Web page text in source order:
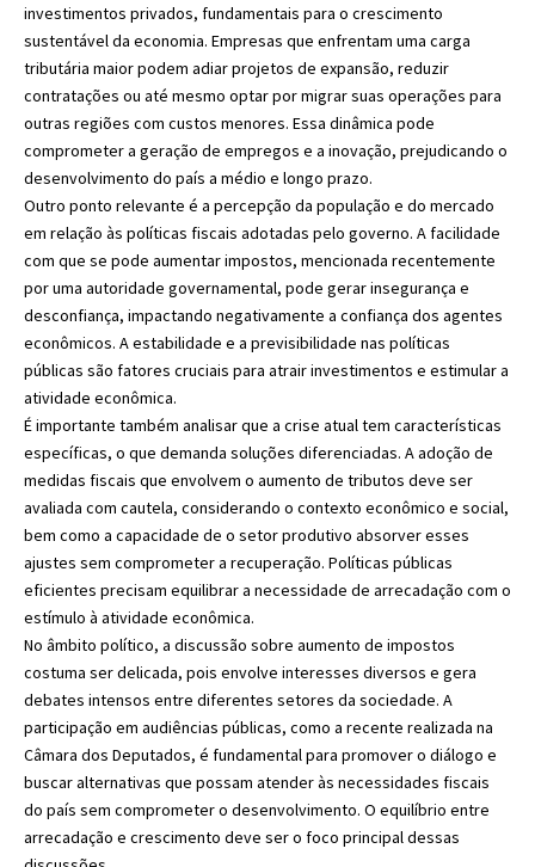
investimentos privados, fundamentais para o crescimento
sustentável da economia. Empresas que enfrentam uma carga
tributária maior podem adiar projetos de expansão, reduzir
contratações ou até mesmo optar por migrar suas operações para
outras regiões com custos menores. Essa dinâmica pode
comprometer a geração de empregos e a inovação, prejudicando o
desenvolvimento do país a médio e longo prazo.
Outro ponto relevante é a percepção da população e do mercado
em relação às políticas fiscais adotadas pelo governo. A facilidade
com que se pode aumentar impostos, mencionada recentemente
por uma autoridade governamental, pode gerar insegurança e
desconfiança, impactando negativamente a confiança dos agentes
econômicos. A estabilidade e a previsibilidade nas políticas
públicas são fatores cruciais para atrair investimentos e estimular a
atividade econômica.
É importante também analisar que a crise atual tem características
específicas, o que demanda soluções diferenciadas. A adoção de
medidas fiscais que envolvem o aumento de tributos deve ser
avaliada com cautela, considerando o contexto econômico e social,
bem como a capacidade de o setor produtivo absorver esses
ajustes sem comprometer a recuperação. Políticas públicas
eficientes precisam equilibrar a necessidade de arrecadação com o
estímulo à atividade econômica.
No âmbito político, a discussão sobre aumento de impostos
costuma ser delicada, pois envolve interesses diversos e gera
debates intensos entre diferentes setores da sociedade. A
participação em audiências públicas, como a recente realizada na
Câmara dos Deputados, é fundamental para promover o diálogo e
buscar alternativas que possam atender às necessidades fiscais
do país sem comprometer o desenvolvimento. O equilíbrio entre
arrecadação e crescimento deve ser o foco principal dessas